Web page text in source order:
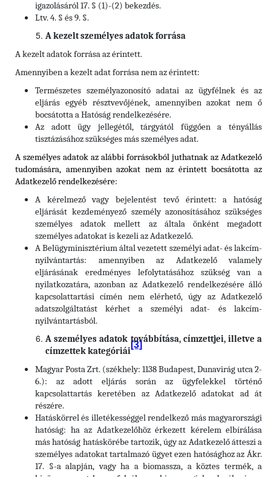
igazolásáról 17. § (1)-(2) bekezdés.
Ltv. 4. § és 9. §.
A kezelt személyes adatok forrása
A kezelt adatok forrása az érintett.
Amennyiben a kezelt adat forrása nem az érintett:
Természetes személyazonosító adatai az ügyfélnek és az
eljárás egyéb résztvevőjének, amennyiben azokat nem ő
bocsátotta a Hatóság rendelkezésére.
Az adott ügy jellegétől, tárgyától függően a tényállás
tisztázásához szükséges más személyes adat.
A személyes adatok az alábbi forrásokból juthatnak az Adatkezelő
tudomására, amennyiben azokat nem az érintett bocsátotta az
Adatkezelő rendelkezésére:
A kérelmező vagy bejelentést tevő érintett: a hatóság
eljárását kezdeményező személy azonosításához szükséges
személyes adatok mellett az általa önként megadott
személyes adatokat is kezeli az Adatkezelő.
A Belügyminisztérium által vezetett személyi adat- és lakcím-
nyilvántartás: amennyiben az Adatkezelő valamely
eljárásának eredményes lefolytatásához szükség van a
nyilatkozatára, azonban az Adatkezelő rendelkezésére álló
kapcsolattartási címén nem elérhető, úgy az Adatkezelő
adatszolgáltatást kérhet a személyi adat- és lakcím-
nyilvántartásból.
A személyes adatok továbbítása, címzettjei, illetve a
címzettek kategóriái
[3]
Magyar Posta Zrt. (székhely: 1138 Budapest, Dunavirág utca 2-
6.): az adott eljárás során az ügyfelekkel történő
kapcsolattartás keretében az Adatkezelő adatokat ad át
részére.
Hatáskörrel és illetékességgel rendelkező más magyarországi
hatóság: ha az Adatkezelőhöz érkezett kérelem elbírálása
más hatóság hatáskörébe tartozik, úgy az Adatkezelő átteszi a
személyes adatokat tartalmazó ügyet ezen hatósághoz az Ákr.
17. §-a alapján, vagy ha a biomassza, a köztes termék, a